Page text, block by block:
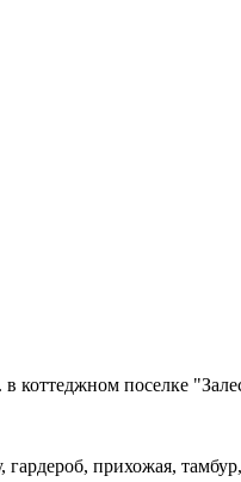
коттеджном поселке
прихожая,